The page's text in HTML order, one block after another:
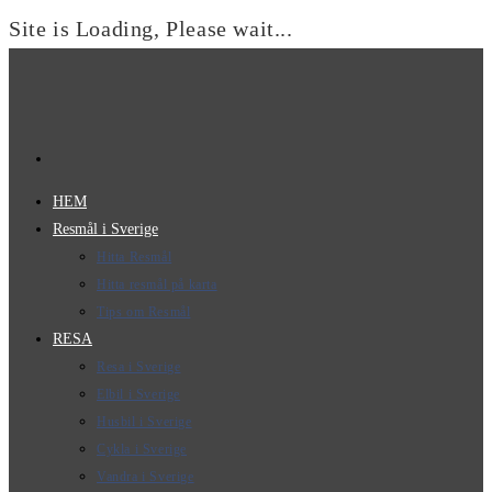
Site is Loading, Please wait...
HEM
Resmål i Sverige
Hitta Resmål
Hitta resmål på karta
Tips om Resmål
RESA
Resa i Sverige
Elbil i Sverige
Husbil i Sverige
Cykla i Sverige
Vandra i Sverige